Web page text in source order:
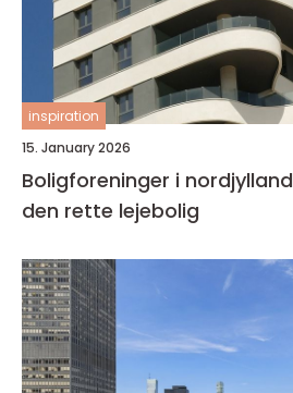
inspiration
15. January 2026
Boligforeninger i nordjylland sådan finder du
den rette lejebolig